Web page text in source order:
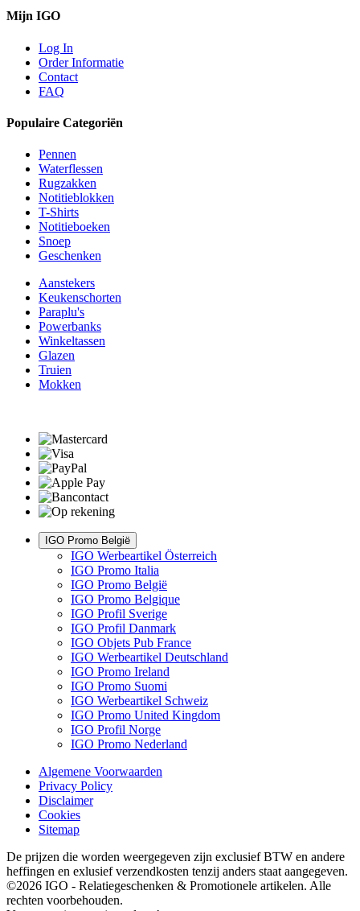
Mijn IGO
Log In
Order Informatie
Contact
FAQ
Populaire Categoriën
Pennen
Waterflessen
Rugzakken
Notitieblokken
T-Shirts
Notitieboeken
Snoep
Geschenken
Aanstekers
Keukenschorten
Paraplu's
Powerbanks
Winkeltassen
Glazen
Truien
Mokken
IGO Promo België
IGO Werbeartikel Österreich
IGO Promo Italia
IGO Promo België
IGO Promo Belgique
IGO Profil Sverige
IGO Profil Danmark
IGO Objets Pub France
IGO Werbeartikel Deutschland
IGO Promo Ireland
IGO Promo Suomi
IGO Werbeartikel Schweiz
IGO Promo United Kingdom
IGO Profil Norge
IGO Promo Nederland
Algemene Voorwaarden
Privacy Policy
Disclaimer
Cookies
Sitemap
De prijzen die worden weergegeven zijn exclusief BTW en andere
heffingen en exlusief verzendkosten tenzij anders staat aangegeven.
©2026 IGO - Relatiegeschenken & Promotionele artikelen. Alle
rechten voorbehouden.